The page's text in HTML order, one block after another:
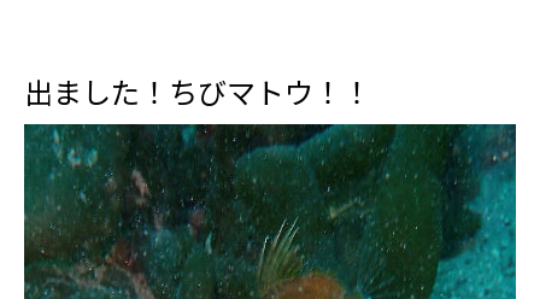
出ました！ちびマトウ！！